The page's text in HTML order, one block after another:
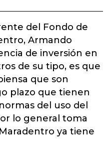
del Fondo de
Armando
de inversión en
de su tipo, es que
que son
plazo que tienen
del uso del
lo general toma
ya tiene